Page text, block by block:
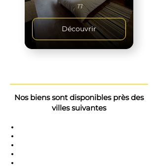
T1
Découvrir
Nos biens sont disponibles près des
villes suivantes